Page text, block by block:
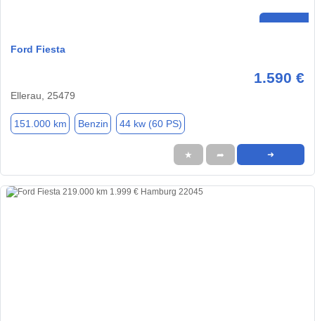
Ford Fiesta
1.590 €
Ellerau, 25479
151.000 km Benzin 44 kw (60 PS)
★ ➦ ➜